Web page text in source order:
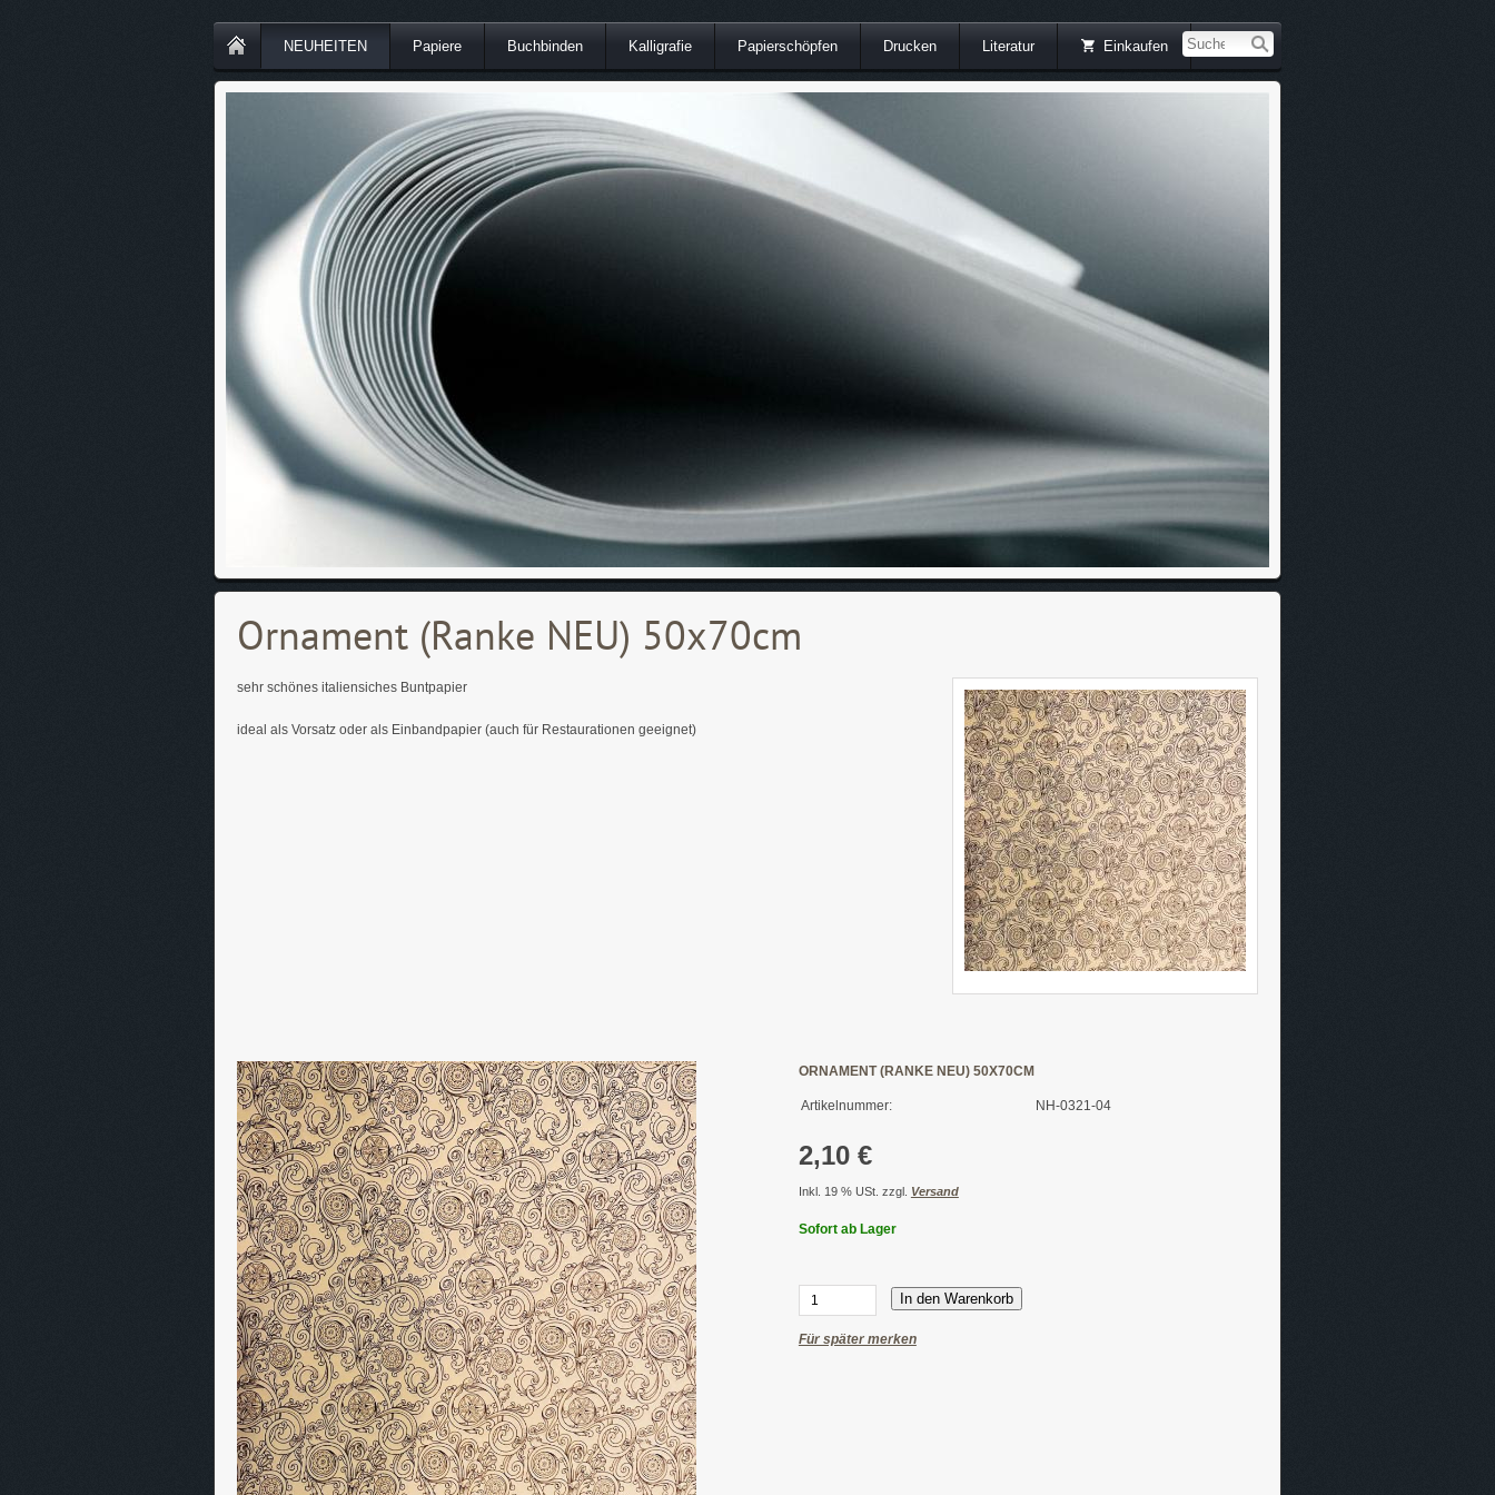
NEUHEITEN Papiere Buchbinden Kalligrafie Papierschöpfen Drucken Literatur Einkaufen
Ornament (Ranke NEU) 50x70cm
sehr schönes italiensiches Buntpapier
ideal als Vorsatz oder als Einbandpapier (auch für Restaurationen geeignet)
ORNAMENT (RANKE NEU) 50X70CM
Artikelnummer: NH-0321-04
2,10 €
Inkl. 19 % USt. zzgl. Versand
Sofort ab Lager
In den Warenkorb
Für später merken